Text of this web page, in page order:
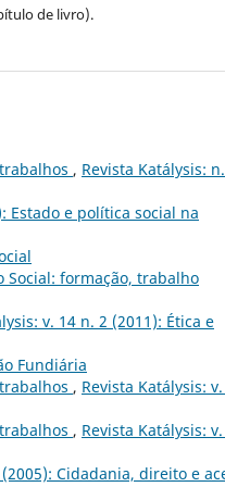
de livro).
, Revista Katálysis:
Estado e política social na
Social: formação, trabalho
v. 14 n. 2 (2011): Ética e
Fundiária
, Revista Katálysis:
, Revista Katálysis:
Cidadania, direito e